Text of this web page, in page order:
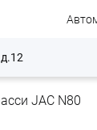
JAC N80